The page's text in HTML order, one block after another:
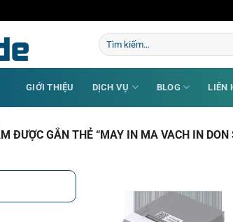
Tìm
kiếm:
GIỚI THIỆU DỊCH VỤ BLOG LIÊN
ĐƯỢC GẮN THẺ “MAY IN MA VACH IN DON